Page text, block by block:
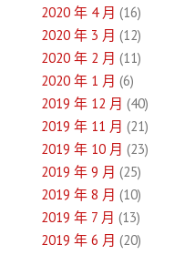
2020 年 4 月 (16)
2020 年 3 月 (12)
2020 年 2 月 (11)
2020 年 1 月 (6)
2019 年 12 月 (40)
2019 年 11 月 (21)
2019 年 10 月 (23)
2019 年 9 月 (25)
2019 年 8 月 (10)
2019 年 7 月 (13)
2019 年 6 月 (20)